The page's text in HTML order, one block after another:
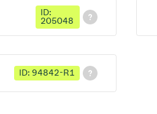
ID:
205048
ID: 94842-R1